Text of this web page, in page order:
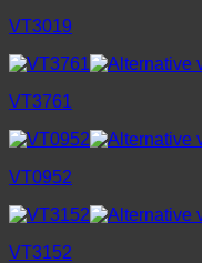
VT3019
VT3761
VT0952
VT3152